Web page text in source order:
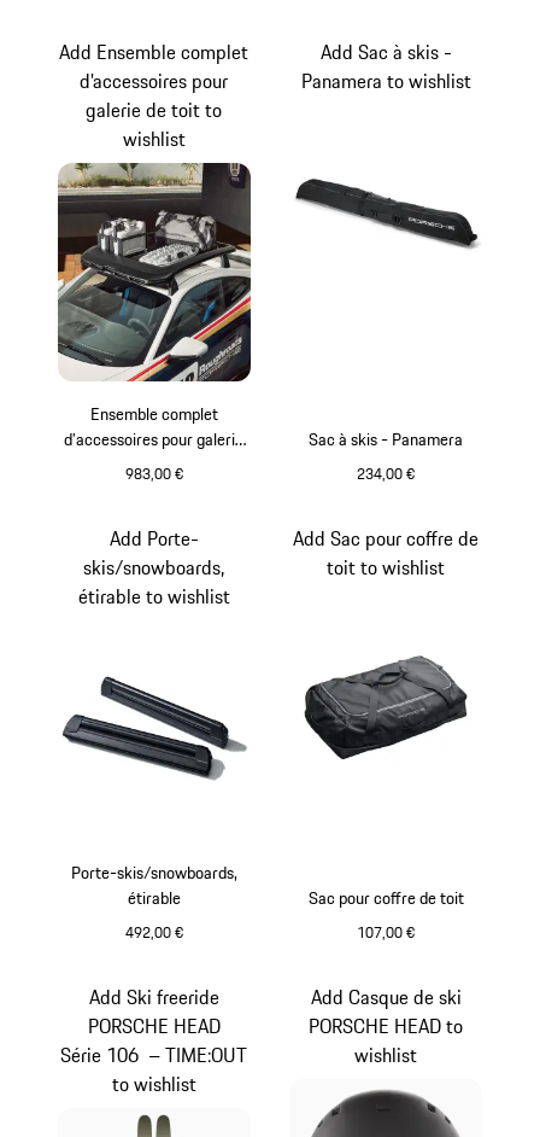
Ensemble complet
d’accessoires pour galerie
de toit
983,00 €
Add Ensemble complet
d’accessoires pour
galerie de toit to
wishlist
Sac à skis - Panamera
234,00 €
Add Sac à skis -
Panamera to wishlist
Porte-skis/snowboards,
étirable
492,00 €
Add Porte-
skis/snowboards,
étirable to wishlist
Sac pour coffre de toit
107,00 €
Add Sac pour coffre de
toit to wishlist
Add Ski freeride
PORSCHE HEAD
Série 106 – TIME:OUT
to wishlist
Add Casque de ski
PORSCHE HEAD to
wishlist